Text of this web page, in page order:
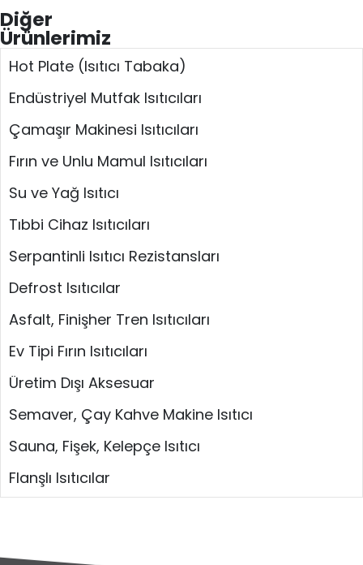
Diğer
Ürünlerimiz
Hot Plate (Isıtıcı Tabaka)
Endüstriyel Mutfak Isıtıcıları
Çamaşır Makinesi Isıtıcıları
Fırın ve Unlu Mamul Isıtıcıları
Su ve Yağ Isıtıcı
Tıbbi Cihaz Isıtıcıları
Serpantinli Isıtıcı Rezistansları
Defrost Isıtıcılar
Asfalt, Finişher Tren Isıtıcıları
Ev Tipi Fırın Isıtıcıları
Üretim Dışı Aksesuar
Semaver, Çay Kahve Makine Isıtıcı
Sauna, Fişek, Kelepçe Isıtıcı
Flanşlı Isıtıcılar